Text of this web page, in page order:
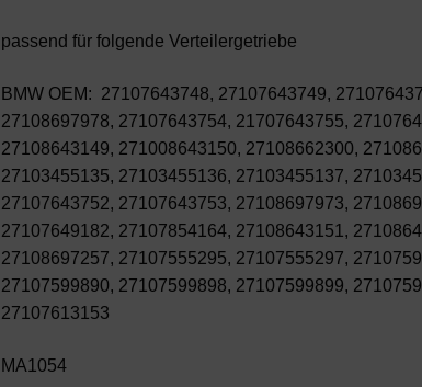
passend für folgende Verteilergetriebe
BMW OEM: 27107643748, 27107643749,
27108697978, 27107643754, 21707643755,
27108643149, 271008643150, 27108662300,
27103455135, 27103455136, 27103455137,
27107643752, 27107643753, 27108697973,
27107649182, 27107854164, 27108643151,
27108697257, 27107555295, 27107555297,
27107599890, 27107599898, 27107599899,
27107613153
MA1054